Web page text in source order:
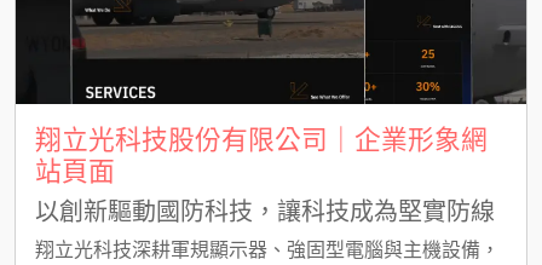
翔立光科技股份有限公司｜企業形象網
站頁面
以創新驅動國防科技，讓科技成為堅實防線
翔立光科技深耕軍規顯示器、強固型電腦與主機設備，